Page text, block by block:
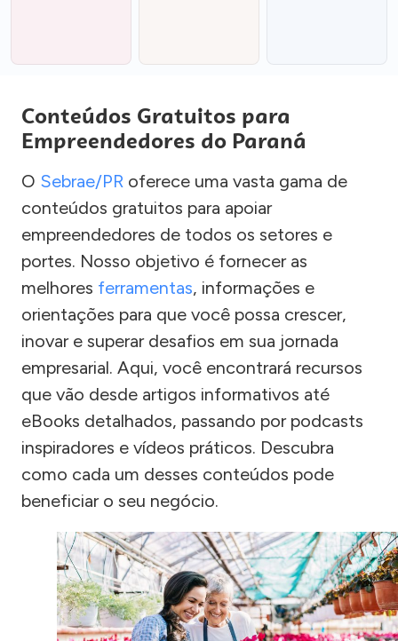
Conteúdos Gratuitos para
Empreendedores do Paraná
O Sebrae/PR oferece uma vasta gama de
conteúdos gratuitos para apoiar
empreendedores de todos os setores e
portes. Nosso objetivo é fornecer as
melhores ferramentas, informações e
orientações para que você possa crescer,
inovar e superar desafios em sua jornada
empresarial. Aqui, você encontrará recursos
que vão desde artigos informativos até
eBooks detalhados, passando por podcasts
inspiradores e vídeos práticos. Descubra
como cada um desses conteúdos pode
beneficiar o seu negócio.